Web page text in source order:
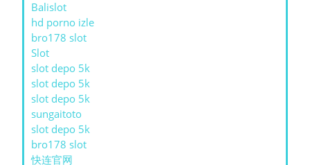
Balislot
hd porno izle
bro178 slot
Slot
slot depo 5k
slot depo 5k
slot depo 5k
sungaitoto
slot depo 5k
bro178 slot
快连官网